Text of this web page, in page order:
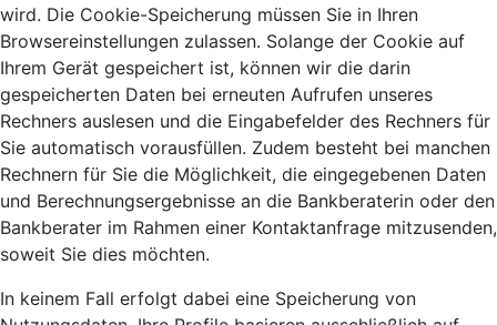
wird. Die Cookie-Speicherung müssen Sie in Ihren
Browsereinstellungen zulassen. Solange der Cookie auf
Ihrem Gerät gespeichert ist, können wir die darin
gespeicherten Daten bei erneuten Aufrufen unseres
Rechners auslesen und die Eingabefelder des Rechners für
Sie automatisch vorausfüllen. Zudem besteht bei manchen
Rechnern für Sie die Möglichkeit, die eingegebenen Daten
und Berechnungsergebnisse an die Bankberaterin oder den
Bankberater im Rahmen einer Kontaktanfrage mitzusenden,
soweit Sie dies möchten.
In keinem Fall erfolgt dabei eine Speicherung von